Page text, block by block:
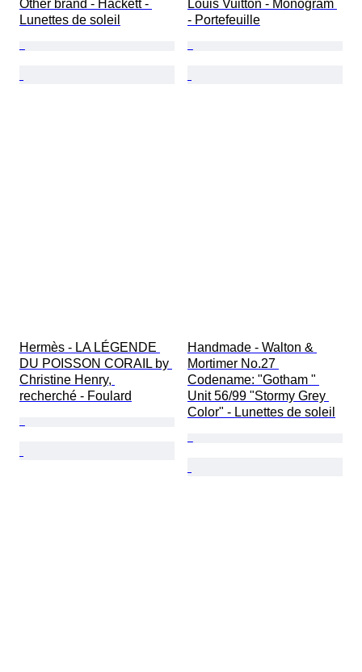
Other brand - Hackett -
Lunettes de soleil
Louis Vuitton - Monogram
- Portefeuille
Hermès - LA LÉGENDE
DU POISSON CORAIL by
Christine Henry,
recherché - Foulard
Handmade - Walton &
Mortimer No.27
Codename: "Gotham "
Unit 56/99 "Stormy Grey
Color" - Lunettes de soleil